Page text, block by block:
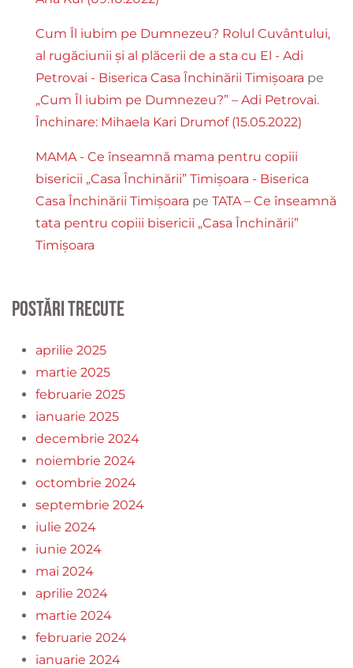
Cum Îl iubim pe Dumnezeu? Rolul Cuvântului,
al rugăciunii și al plăcerii de a sta cu El - Adi
Petrovai - Biserica Casa Închinării Timișoara pe
„Cum Îl iubim pe Dumnezeu?” – Adi Petrovai.
Închinare: Mihaela Kari Drumof (15.05.2022)
MAMA - Ce înseamnă mama pentru copiii
bisericii „Casa Închinării” Timișoara - Biserica
Casa Închinării Timișoara pe TATA – Ce înseamnă
tata pentru copiii bisericii „Casa Închinării”
Timișoara
Postări trecute
aprilie 2025
martie 2025
februarie 2025
ianuarie 2025
decembrie 2024
noiembrie 2024
octombrie 2024
septembrie 2024
iulie 2024
iunie 2024
mai 2024
aprilie 2024
martie 2024
februarie 2024
ianuarie 2024